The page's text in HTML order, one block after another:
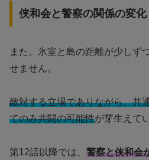
侠和会と警察の関係の変化
また、氷室と島の距離が少しず
せません。
敵対する立場でありながら、共
てのみ共闘の可能性が芽生えて
第12話以降では、 警察と侠和会